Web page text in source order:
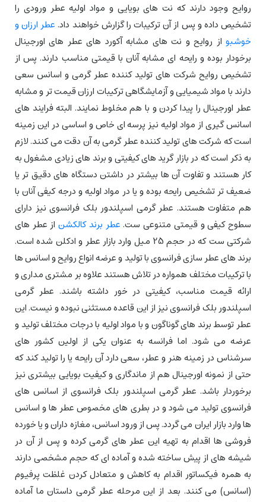
روایح وجود دارند که نت های بویایی و مواد اولیه عطر ورودی را
تشخیص داده و پس از آن ترکیبات را گزارش خواهند داد. عطر ارزان و
خوشبو از روایح و نت های مشابه آکورد های عطر های اورجینال
برخودار بوده و رایحه ای مشابه آنان با قیمتی مناسب دارند. پس از
تشخیص روایح شرکت های تولید کننده عطر گرمی و اسانس سعی
دارند با مواد شیمیایی و آزمایشگاهی ترکیبات ارزان قیمت تر و مشابه
عطر اورجینال را پیدا کردن و با هم مخلوط نمایند. البته فرایند های
اسانس گیری از مواد اولیه نیز پرسه ای خاص و اساسی در این زمینه
است که شرکت های تولید کننده عطر گرمی به آن دقت می کنند. لازم
به ذکر است که در بازار گرید های کیفیتی و برند های زیادی مشغول به
کار هستند و تفاوت آن ها بیشتر در داشتن دستگاه های دقیق تر یا
ضعیف تر تشخیص رایحه بوده و یا در مواد اولیه و درجه کیفی آنان با
هم متفاوت هستند. عطر گرمی اسپلندور بلک فرانسوی نیز دارای
سطوح کیفی و قیمتی متنوعی ست. عطر برند کالکشناز عطر های
شرکتی ست که در حجم 25 میل وارد بازار عطر و ادکلن شده است.
برند های عطر سازی فرانسوی با تولید و عرضه انواع روایح و اسانس ها
با ترکیبات مختلف همواره در تلاش هستند علاوه بر مشتری مداری و
ارائه قیمت مناسب، کیفیتی در خور داشته باشند. عطر گرمی
اسپلندور بلک فرانسوی نیز از این قاعده مستثنی نبوده و نیست. این
عطر توسط برند های گوناگون و با مواد اولیه با درجات مختلف تولید و
عرضه می شود. اما فرانسه به عنوان یکی از اولین کشور های
سرشناس در زمینه هنر و عطر، سعی دارد آن رایحه یا را تولید کند که
حتی از نمونه اورجینال هم از ماندگاری و کیفیت بویایی بیشتری نیز
برخوردار باشد. عطر گرمی اسپلندور بلک فرانسوی از اسانس های
فرانسوی تولید می شود و در بطری های مخصوص عطر ها و اسانس
ها وارد بازار ایران می گردد. پس از ورود اسانس، مغازه داران و یا خورده
فروشی ها اقدام به تهیه این عطر های گرمی کرده و پس از آن در
شیشه های از پیش ساخته شده و آماده ای که حجم مشخصی دارند
به همره فیکساتور اقدام به کاهش و متعادل کردن غلظت پرفیوم
(اسانس) می کنند. بعد از این مرحله عطر گرمی داستان ما آماده